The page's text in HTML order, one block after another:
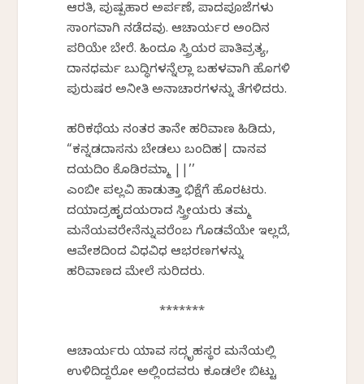
ಆರತಿ, ಪುಷ್ಪಹಾರ ಅರ್ಪಣೆ, ಪಾದಪೂಜೆಗಳು
ಸಾಂಗವಾಗಿ ನಡೆದವು. ಆಚಾರ್ಯರ ಅಂದಿನ
ಪರಿಯೇ ಬೇರೆ. ಹಿಂದೂ ಸ್ತ್ರಿಯರ ಪಾತಿವ್ರತ್ಯ,
ದಾನಧರ್ಮ ಬುದ್ಧಿಗಳನ್ನೆಲ್ಲಾ ಬಹಳವಾಗಿ ಹೊಗಳಿ
ಪುರುಷರ ಅನೀತಿ ಅನಾಚಾರಗಳನ್ನು ತೆಗಳಿದರು.
ಹರಿಕಥೆಯ ನಂತರ ತಾನೇ ಹರಿವಾಣ ಹಿಡಿದು,
“ಕನ್ನಡದಾಸನು ಬೇಡಲು ಬಂದಿಹ| ದಾನವ
ದಯದಿಂ ಕೊಡಿರಮ್ಮಾ ||’’
ಎಂಬೀ ಪಲ್ಲವಿ ಹಾಡುತ್ತಾ ಭಿಕ್ಷೆಗೆ ಹೊರಟರು.
ದಯಾದ್ರಹೃದಯರಾದ ಸ್ತ್ರೀಯರು ತಮ್ಮ
ಮನೆಯವರೇನೆನ್ನುವರೆಂಬ ಗೊಡವೆಯೇ ಇಲ್ಲದೆ,
ಆವೇಶದಿಂದ ವಿಧವಿಧ ಆಭರಣಗಳನ್ನು
ಹರಿವಾಣದ ಮೇಲೆ ಸುರಿದರು.
*******
ಆಚಾರ್ಯರು ಯಾವ ಸದ್ಗೃಹಸ್ಥರ ಮನೆಯಲ್ಲಿ
ಉಳಿದಿದ್ದರೋ ಅಲ್ಲಿಂದವರು ಕೂಡಲೇ ಬಿಟ್ಟು